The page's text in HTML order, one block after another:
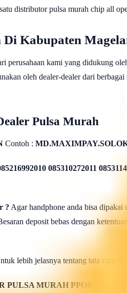
distributor pulsa murah chip all
Kabupaten
perusahaan kami yang didukung
oleh dealer-dealer dari
Pulsa Murah
Contoh :
085310272011
? Agar handphone anda bisa
deposit bebas dengan
lebih jelasnya tentang tata cara
MURAH PPOB KAMI